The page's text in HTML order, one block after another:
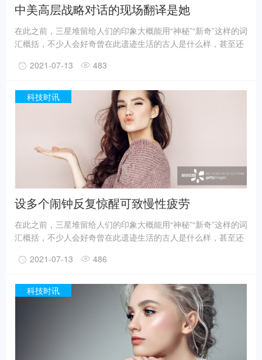
中美高层战略对话的现场翻译是她
在此之前，三星堆留给人们的印象大概能用“神秘”“新奇”这样的词
汇概括，不少人会好奇曾在此遗迹生活的古人是什么样，甚至还
一定程度上回答了一些问题。
祀坑”。2019年11月至2020年5月，考古人员新发现6座三星堆文
据国家文物局消息，目前，3、4、5、6号坑内已发掘至器物层，
7号和8号坑正在发掘坑内填土，现已出土金面具残片、鸟型金饰
片、金箔、眼部有彩绘铜头像、巨青铜面具、青铜神树、象牙、
精美牙雕残件、玉琮、玉石器等重要文物500余件。
2021-07-13 483
科技时讯
设多个闹钟反复惊醒可致慢性疲劳
在此之前，三星堆留给人们的印象大概能用“神秘”“新奇”这样的词
汇概括，不少人会好奇曾在此遗迹生活的古人是什么样，甚至还
一定程度上回答了一些问题。
祀坑”。2019年11月至2020年5月，考古人员新发现6座三星堆文
据国家文物局消息，目前，3、4、5、6号坑内已发掘至器物层，
7号和8号坑正在发掘坑内填土，现已出土金面具残片、鸟型金饰
片、金箔、眼部有彩绘铜头像、巨青铜面具、青铜神树、象牙、
精美牙雕残件、玉琮、玉石器等重要文物500余件。
2021-07-13 486
科技时讯